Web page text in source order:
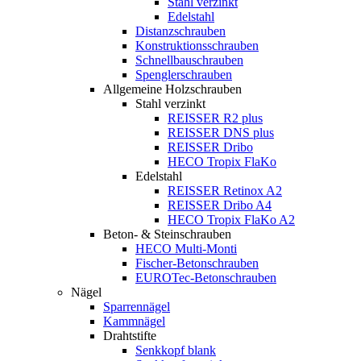
Edelstahl
Distanzschrauben
Konstruktionsschrauben
Schnellbauschrauben
Spenglerschrauben
Allgemeine Holzschrauben
Stahl verzinkt
REISSER R2 plus
REISSER DNS plus
REISSER Dribo
HECO Tropix FlaKo
Edelstahl
REISSER Retinox A2
REISSER Dribo A4
HECO Tropix FlaKo A2
Beton- & Steinschrauben
HECO Multi-Monti
Fischer-Betonschrauben
EUROTec-Betonschrauben
Nägel
Sparrennägel
Kammnägel
Drahtstifte
Senkkopf blank